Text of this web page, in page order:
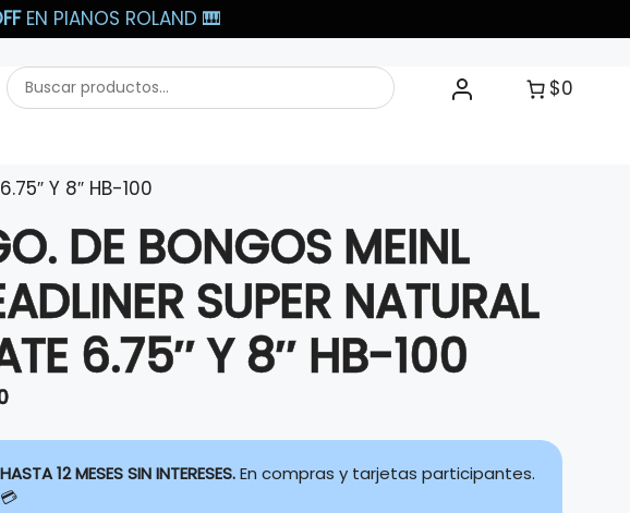
EN PIANOS ROLAND 🎹​
Buscar
productos...
$0
Y 8″ HB-100
DE BONGOS MEINL
SUPER NATURAL
6.75″ Y 8″ HB-100
HASTA 12 MESES SIN INTERESES.En compras y tarjetas participantes.
💳